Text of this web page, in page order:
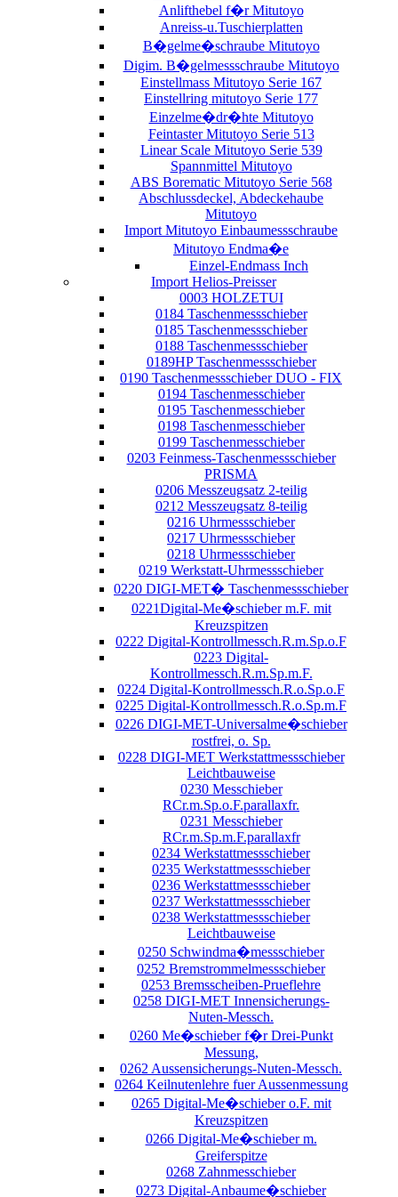
Anlifthebel f�r Mitutoyo
Anreiss-u.Tuschierplatten
B�gelme�schraube Mitutoyo
Digim. B�gelmessschraube Mitutoyo
Einstellmass Mitutoyo Serie 167
Einstellring mitutoyo Serie 177
Einzelme�dr�hte Mitutoyo
Feintaster Mitutoyo Serie 513
Linear Scale Mitutoyo Serie 539
Spannmittel Mitutoyo
ABS Borematic Mitutoyo Serie 568
Abschlussdeckel, Abdeckehaube
Mitutoyo
Import Mitutoyo Einbaumessschraube
Mitutoyo Endma�e
Einzel-Endmass Inch
Import Helios-Preisser
0003 HOLZETUI
0184 Taschenmessschieber
0185 Taschenmessschieber
0188 Taschenmessschieber
0189HP Taschenmessschieber
0190 Taschenmessschieber DUO - FIX
0194 Taschenmesschieber
0195 Taschenmesschieber
0198 Taschenmesschieber
0199 Taschenmesschieber
0203 Feinmess-Taschenmessschieber
PRISMA
0206 Messzeugsatz 2-teilig
0212 Messzeugsatz 8-teilig
0216 Uhrmessschieber
0217 Uhrmessschieber
0218 Uhrmessschieber
0219 Werkstatt-Uhrmessschieber
0220 DIGI-MET� Taschenmessschieber
0221Digital-Me�schieber m.F. mit
Kreuzspitzen
0222 Digital-Kontrollmessch.R.m.Sp.o.F
0223 Digital-
Kontrollmessch.R.m.Sp.m.F.
0224 Digital-Kontrollmessch.R.o.Sp.o.F
0225 Digital-Kontrollmessch.R.o.Sp.m.F
0226 DIGI-MET-Universalme�schieber
rostfrei, o. Sp.
0228 DIGI-MET Werkstattmessschieber
Leichtbauweise
0230 Messchieber
RCr.m.Sp.o.F.parallaxfr.
0231 Messchieber
RCr.m.Sp.m.F.parallaxfr
0234 Werkstattmessschieber
0235 Werkstattmessschieber
0236 Werkstattmessschieber
0237 Werkstattmessschieber
0238 Werkstattmessschieber
Leichtbauweise
0250 Schwindma�messschieber
0252 Bremstrommelmessschieber
0253 Bremsscheiben-Prueflehre
0258 DIGI-MET Innensicherungs-
Nuten-Messch.
0260 Me�schieber f�r Drei-Punkt
Messung,
0262 Aussensicherungs-Nuten-Messch.
0264 Keilnutenlehre fuer Aussenmessung
0265 Digital-Me�schieber o.F. mit
Kreuzspitzen
0266 Digital-Me�schieber m.
Greiferspitze
0268 Zahnmesschieber
0273 Digital-Anbaume�schieber